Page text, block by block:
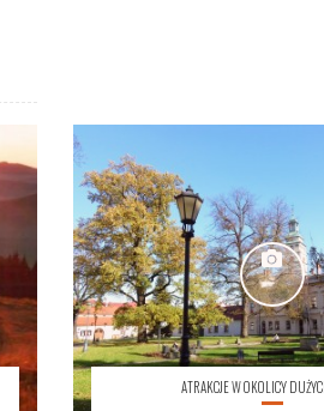
ATRAKCJE W OKOLICY